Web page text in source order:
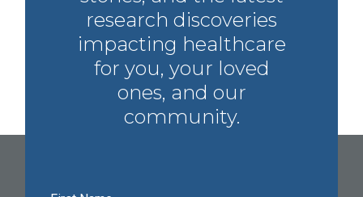
research discoveries
impacting healthcare
for you, your loved
ones, and our
community.